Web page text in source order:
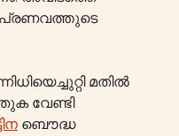
മതിൽ
വേണ്ടി
ബൌദ്ധ